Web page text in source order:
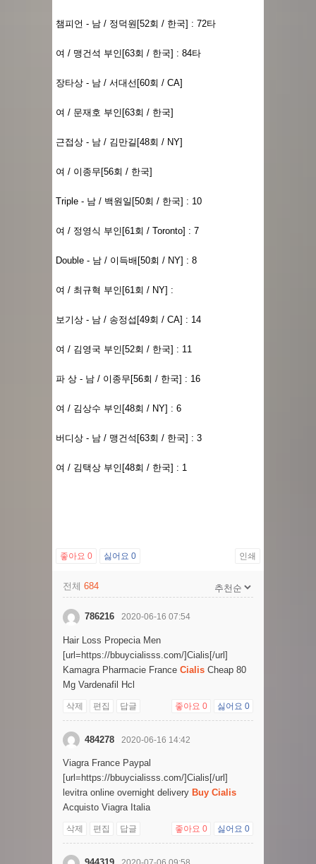
챔피언 - 남 / 정덕원[52회 / 한국] : 72타
여 / 맹건석 부인[63회 / 한국] : 84타
장타상 - 남 / 서대선[60회 / CA]
여 / 문재호 부인[63회 / 한국]
근접상 - 남 / 김만길[48회 / NY]
여 / 이종무[56회 / 한국]
Triple - 남 / 백원일[50회 / 한국] : 10
여 / 정영식 부인[61회 / Toronto] : 7
Double - 남 / 이득배[50회 / NY] : 8
여 / 최규혁 부인[61회 / NY] :
보기상 - 남 / 송정섭[49회 / CA] : 14
여 / 김영국 부인[52회 / 한국] : 11
파 상 - 남 / 이종무[56회 / 한국] : 16
여 / 김상수 부인[48회 / NY] : 6
버디상 - 남 / 맹건석[63회 / 한국] : 3
여 / 김택상 부인[48회 / 한국] : 1
좋아요 0 싫어요 0 인쇄
전체 684
786216 2020-06-16 07:54
Hair Loss Propecia Men
[url=https://bbuycialisss.com/]Cialis[/url]
Kamagra Pharmacie France Cialis Cheap 80
Mg Vardenafil Hcl
삭제 편집 답글 좋아요 0 싫어요 0
484278 2020-06-16 14:42
Viagra France Paypal
[url=https://bbuycialisss.com/]Cialis[/url]
levitra online overnight delivery Buy Cialis
Acquisto Viagra Italia
삭제 편집 답글 좋아요 0 싫어요 0